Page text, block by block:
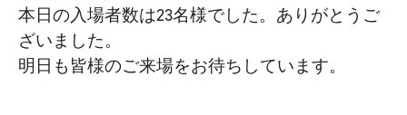
本日の入場者数は23名様でした。ありがとうご
ざいました。
明日も皆様のご来場をお待ちしています。